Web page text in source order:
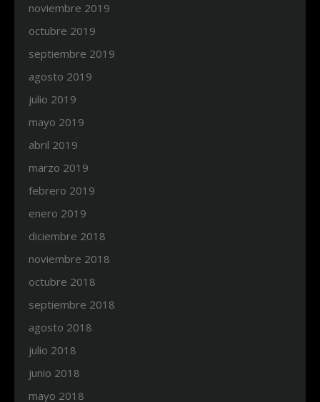
noviembre 2019
octubre 2019
septiembre 2019
agosto 2019
julio 2019
mayo 2019
abril 2019
marzo 2019
febrero 2019
enero 2019
diciembre 2018
noviembre 2018
octubre 2018
septiembre 2018
agosto 2018
julio 2018
junio 2018
mayo 2018